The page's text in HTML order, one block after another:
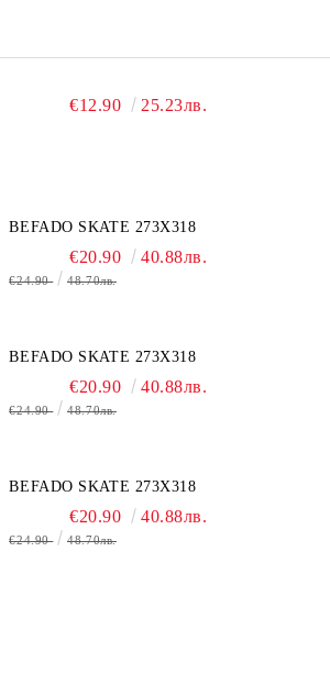
€12.90 25.23лв.
BEFADO SKATE 273X318
€20.90 40.88лв.
€24.90 48.70лв.
BEFADO SKATE 273X318
€20.90 40.88лв.
€24.90 48.70лв.
BEFADO SKATE 273X318
€20.90 40.88лв.
€24.90 48.70лв.